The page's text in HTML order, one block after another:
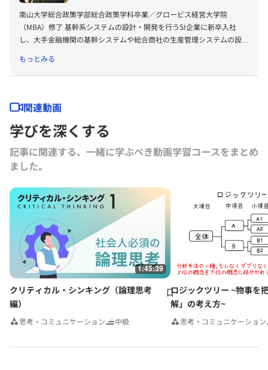
南山大学総合政策学部総合政策学科卒業／グロービス経営大学院
（MBA）修了 基幹系システムの設計・開発を行うSI企業に新卒入社
し、大手金融機関の基幹システムや総合商社の生産管理システムの設
ス・マネジメント・スクールの東京校にて、6年間クラスオペレーショ
ンや履修関連の学生相談窓口の責任者を担当。現在はアルムナイ向けの
発も担当している。
もっとみる
関連動画
学びを深くする
記事に関連する、一緒に学ぶべき動画学習コースをまとめ
ました｡
1:45:39
クリティカル・シンキング（論理思考
編）
思考・コミュニケーション 中級
ロジックツリー ~物事を
解」の考え方~
思考・コミュニケーション